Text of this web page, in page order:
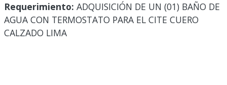
Requerimiento: ADQUISICIÓN DE UN (01) BAÑO DE
AGUA CON TERMOSTATO PARA EL CITE CUERO
CALZADO LIMA